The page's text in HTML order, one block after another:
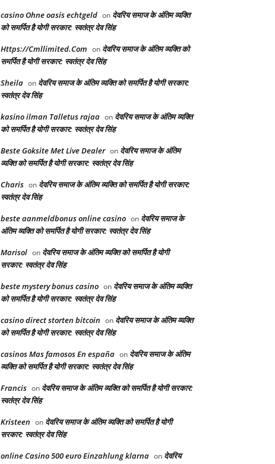
casino Ohne oasis echtgeld on देवरिय समाज के अंतिम व्यक्ति
को समर्पित है योगी सरकार: स्वतंत्र देव सिंह
Https://Cmllimited.Com on देवरिय समाज के अंतिम व्यक्ति को
समर्पित है योगी सरकार: स्वतंत्र देव सिंह
Sheila on देवरिय समाज के अंतिम व्यक्ति को समर्पित है योगी सरकार:
स्वतंत्र देव सिंह
kasino ilman Talletus rajaa on देवरिय समाज के अंतिम व्यक्ति
को समर्पित है योगी सरकार: स्वतंत्र देव सिंह
Beste Goksite Met Live Dealer on देवरिय समाज के अंतिम
व्यक्ति को समर्पित है योगी सरकार: स्वतंत्र देव सिंह
Charis on देवरिय समाज के अंतिम व्यक्ति को समर्पित है योगी सरकार:
स्वतंत्र देव सिंह
beste aanmeldbonus online casino on देवरिय समाज के
अंतिम व्यक्ति को समर्पित है योगी सरकार: स्वतंत्र देव सिंह
Marisol on देवरिय समाज के अंतिम व्यक्ति को समर्पित है योगी
सरकार: स्वतंत्र देव सिंह
beste mystery bonus casino on देवरिय समाज के अंतिम व्यक्ति
को समर्पित है योगी सरकार: स्वतंत्र देव सिंह
casino direct storten bitcoin on देवरिय समाज के अंतिम व्यक्ति
को समर्पित है योगी सरकार: स्वतंत्र देव सिंह
casinos Mas famosos En españa on देवरिय समाज के अंतिम
व्यक्ति को समर्पित है योगी सरकार: स्वतंत्र देव सिंह
Francis on देवरिय समाज के अंतिम व्यक्ति को समर्पित है योगी सरकार:
स्वतंत्र देव सिंह
Kristeen on देवरिय समाज के अंतिम व्यक्ति को समर्पित है योगी
सरकार: स्वतंत्र देव सिंह
online Casino 500 euro Einzahlung klarna on देवरिय